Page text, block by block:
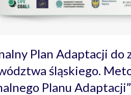
Plan Adaptacji do
śląskiego.
Planu Adaptacji”